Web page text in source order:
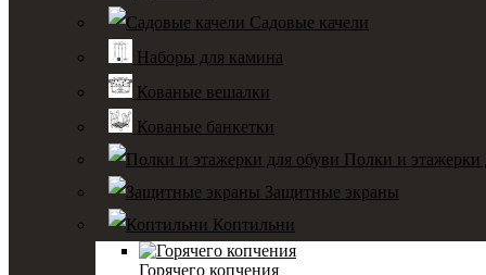
Садовые качели
Наборы для камина
Кованые вешалки
Кованые банкетки
Полки и этажерки
Защитные экраны
Коптильни
Горячего копчения